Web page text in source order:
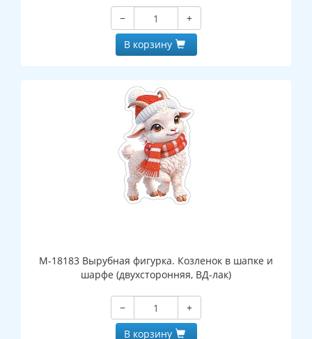
−
+
В корзину
М-18183 Вырубная фигурка. Козленок в шапке и
шарфе (двухсторонняя, ВД-лак)
−
+
В корзину